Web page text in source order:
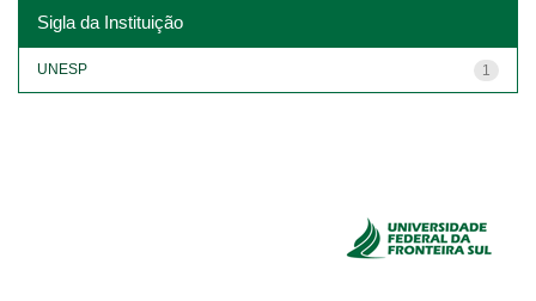
Sigla da Instituição
1
UNESP